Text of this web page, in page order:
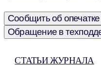
Сообщить об опечатке
Обращение в
СТАТЬИ ЖУРНАЛА